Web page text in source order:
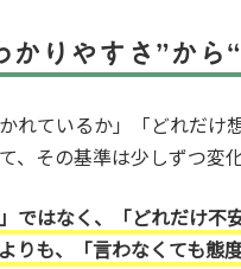
りやすさ”から
れているか」「どれだけ
、その基準は少しずつ変化
ではなく、「どれだけ不
りも、「言わなくても態